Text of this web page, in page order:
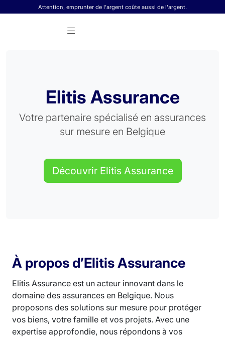
Skip to contentAttention, emprunter de l'argent coûte aussi de l'argent.
Elitis Assurance
Votre partenaire spécialisé en assurances
sur mesure en Belgique
Découvrir Elitis Assurance
À propos d’Elitis Assurance
Elitis Assurance est un acteur innovant dans le
domaine des assurances en Belgique. Nous
proposons des solutions sur mesure pour protéger
vos biens, votre famille et vos projets. Avec une
expertise approfondie, nous répondons à vos